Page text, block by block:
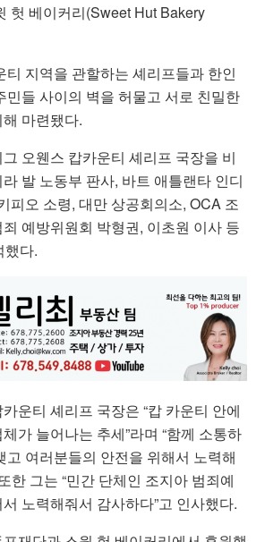
헛 베이커리(Sweet Hut Bakery
티 지역을 관할하는 셰리프들과 한인
민들 사이의 벽을 허물고 서로 친밀한
마련됐다.
오웬스 캅카운티 셰리프 국장을 비
발 노동부 판사, 바트 애틀랜타 인디
피오 소령, 대만 상공회의소, OCA 조
예방위원회 박형권, 이초원 이사 등
했다.
운티 셰리프 국장은 “캅 카운티 안에
가 늘어나는 추세”라며 “함께 소통하
고 여러분들의 안전을 위해서 노력해
한 그는 “민간 단체인 조지아 범죄예
노력해줘서 감사하다”고 인사했다.